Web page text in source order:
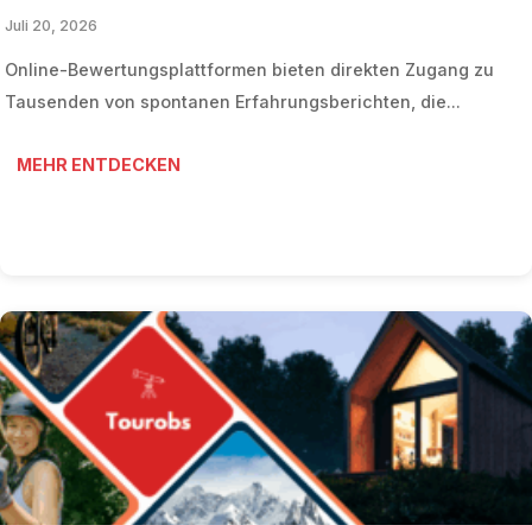
Juli 20, 2026
Online-Bewertungsplattformen bieten direkten Zugang zu
Tausenden von spontanen Erfahrungsberichten, die...
MEHR ENTDECKEN